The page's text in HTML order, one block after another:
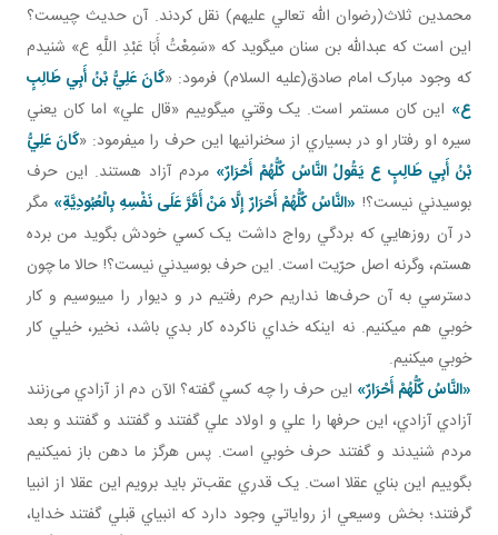
محمدين ثلاث(رضوان الله تعالي عليهم) نقل کردند. آن حديث چيست؟
اين است که عبدالله بن سنان مي گويد که «سَمِعْتُ أَبَا عَبْدِ اللَّهِ ع» شنيدم
که وجود مبارک امام صادق(عليه السلام) فرمود: «كَانَ عَلِيُّ بْنُ أَبِي طَالِبٍ
ع» اين کان مستمر است. يک وقتي مي گوييم «قال علي» اما کان يعني
سيره او رفتار او در بسياري از سخنراني ها اين حرف را مي فرمود: «كَانَ عَلِيُّ
بْنُ أَبِي طَالِبٍ ع يَقُولُ النَّاسُ كُلُّهُمْ أَحْرَارٌ» مردم آزاد هستند. اين حرف
بوسيدني نيست؟! «النَّاسُ كُلُّهُمْ أَحْرَارٌ إِلَّا مَنْ أَقَرَّ عَلَى نَفْسِهِ بِالْعُبُودِيَّةِ» مگر
در آن روزهايي که بردگي رواج داشت يک کسي خودش بگويد من برده
هستم، وگرنه اصل حرّيت است. اين حرف بوسيدني نيست؟! حالا ما چون
دسترسي به آن‌ حرف‌ها نداريم حرم رفتيم در و ديوار را مي بوسيم و کار
خوبي هم مي کنيم. نه اينکه خداي ناکرده کار بدي باشد، نخير، خيلي کار
خوبي مي کنيم.
«النَّاسُ كُلُّهُمْ أَحْرَارٌ» اين حرف را چه کسي گفته؟ الآن دم از آزادي می‌زنند
آزادي آزادي، اين حرف ها را علي و اولاد علي گفتند و گفتند و گفتند و بعد
مردم شنيدند و گفتند حرف خوبي است. پس هرگز ما دهن باز نمي کنيم
بگوييم اين بناي عقلا است. يک قدري عقب‌تر بايد برويم اين عقلا از انبيا
گرفتند؛ بخش وسيعي از رواياتي وجود دارد که انبياي قبلي گفتند خدايا،